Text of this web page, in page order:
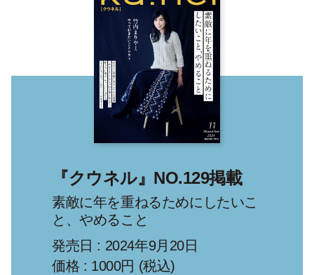
『クウネル』NO.129掲載
素敵に年を重ねるためにしたいこ
と、やめること
発売日 : 2024年9月20日
価格 : 1000円 (税込)